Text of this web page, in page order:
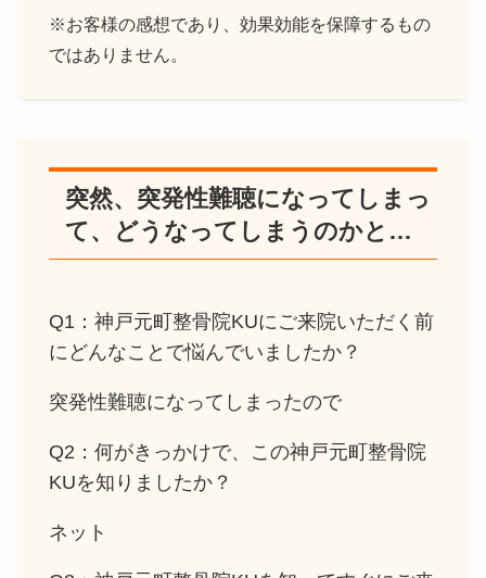
※お客様の感想であり、効果効能を保障するもの
ではありません。
突然、突発性難聴になってしまっ
て、どうなってしまうのかと…
Q1：神戸元町整骨院KUにご来院いただく前
にどんなことで悩んでいましたか？
突発性難聴になってしまったので
Q2：何がきっかけで、この神戸元町整骨院
KUを知りましたか？
ネット